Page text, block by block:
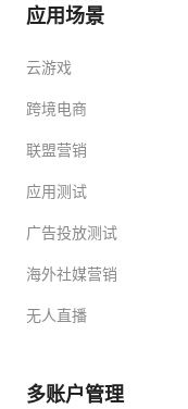
应用场景
云游戏
跨境电商
联盟营销
应用测试
广告投放测试
海外社媒营销
无人直播
多账户管理